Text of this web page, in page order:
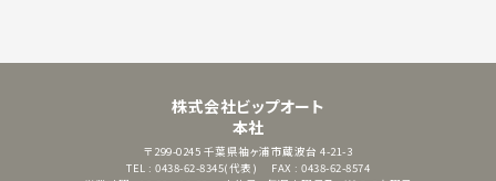
株式会社ビップオート
本社
〒299-0245 千葉県袖ヶ浦市蔵波台 4-21-3
TEL : 0438-62-8345(代表)
FAX : 0438-62-8574